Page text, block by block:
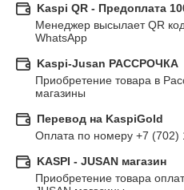
Kaspi QR - Предоплата
Менеджер высылает QR
WhatsApp
Kaspi-Jusan РАССРОЧКА
Приобретение товара в
магазины
Перевод на KaspiGold
Оплата по номеру +7 (702)
KASPI - JUSAN магазин
Приобретение товара